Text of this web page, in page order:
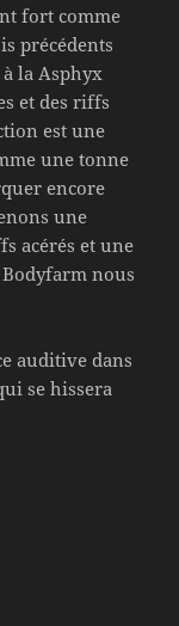
fort comme
précédents
la Asphyx
et des riffs
est une
une tonne
encore
une
acérés et une
nous
auditive dans
se hissera